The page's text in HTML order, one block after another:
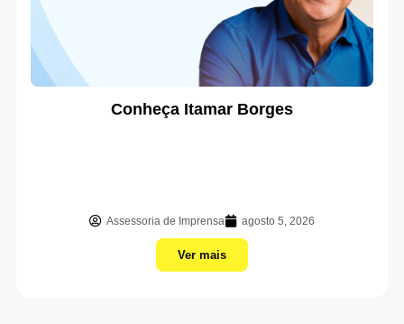
Conheça Itamar Borges
Assessoria de Imprensa agosto 5, 2026
Ver mais